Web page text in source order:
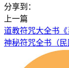
分享到：
上一篇
道教符咒大全书《
神秘符咒全书（